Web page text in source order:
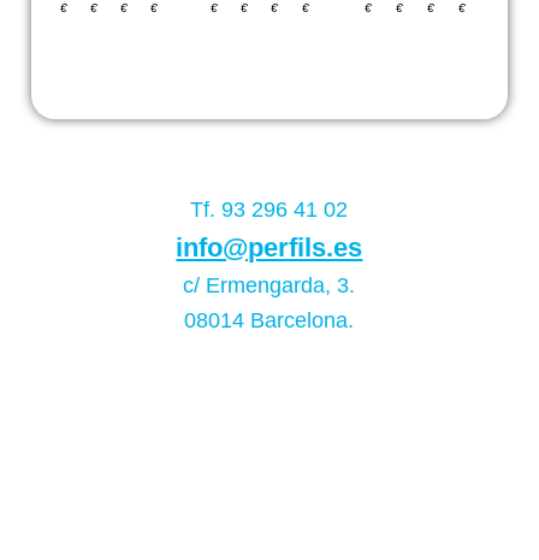
€ € € € € € € € € € € €
Tf. 93 296 41 02
info@perfils.es
c/ Ermengarda, 3.
08014 Barcelona.